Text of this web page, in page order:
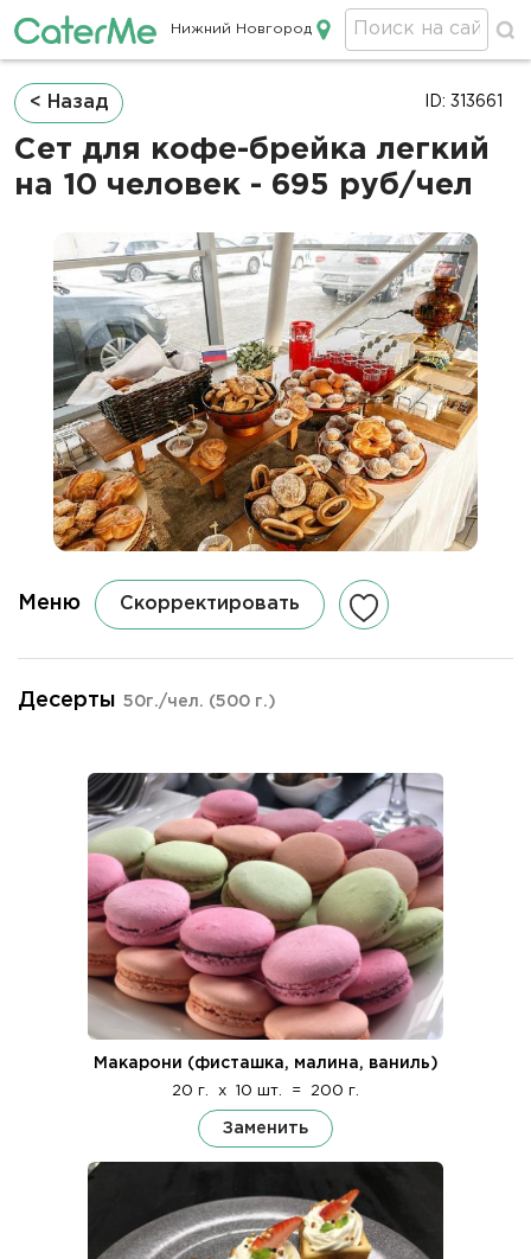
Кейтеринг в Нижнем Новгороде
Нижний Новгород
Строка
навигации
< Назад
Сет для кофе-брейка легкий
на 10 человек - 695 руб/чел
ID: 313661
Меню Скорректировать
Десерты 50г./чел. (500 г.)
Макарони (фисташка, малина, ваниль)
20 г. x 10 шт. = 200 г.
Заменить